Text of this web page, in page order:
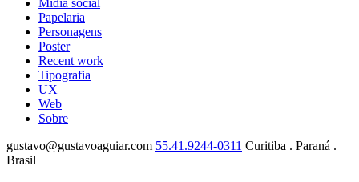
Mídia social
Papelaria
Personagens
Poster
Recent work
Tipografia
UX
Web
Sobre
gustavo@gustavoaguiar.com 55.41.9244-0311 Curitiba . Paraná .
Brasil